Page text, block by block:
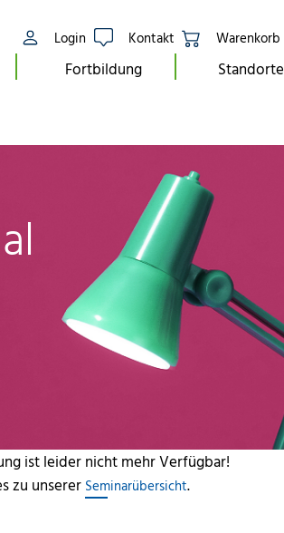
Login Kontakt Warenkorb
Fortbildung Standorte
ist leider nicht mehr Verfügbar!
zu unserer Seminarübersicht.